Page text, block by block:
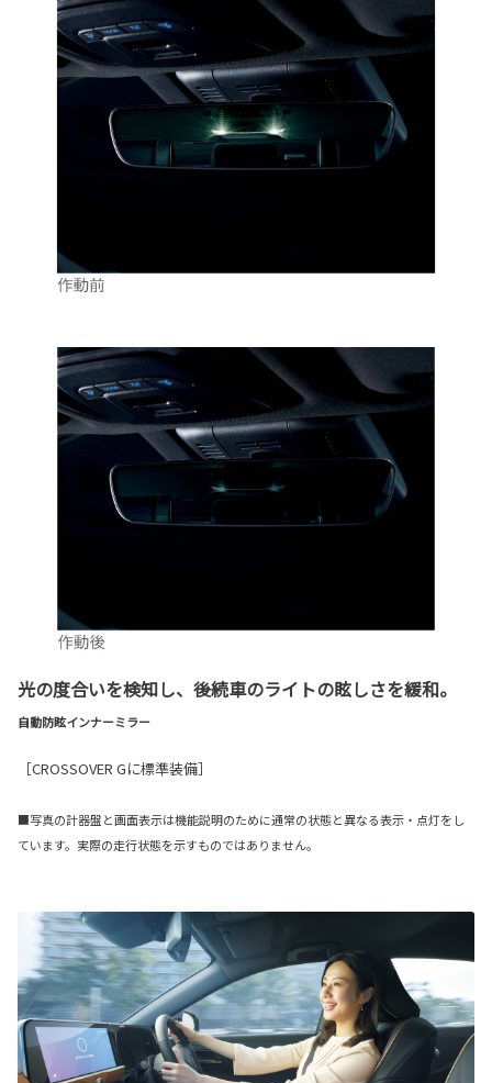
光の度合いを検知し、後続車のライトの眩しさを緩和。
自動防眩インナーミラー
［CROSSOVER Gに標準装備］
■写真の計器盤と画面表示は機能説明のために通常の状態と異なる表示・点灯をし
ています。実際の走行状態を示すものではありません。